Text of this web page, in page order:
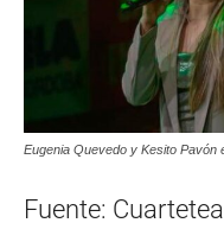
Eugenia Quevedo y Kesito Pavón
Fuente: